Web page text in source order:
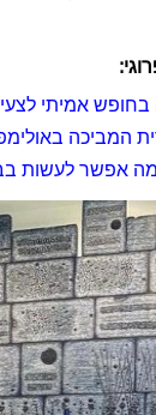
אמיתי
המביכה
מה אפשר לעשות